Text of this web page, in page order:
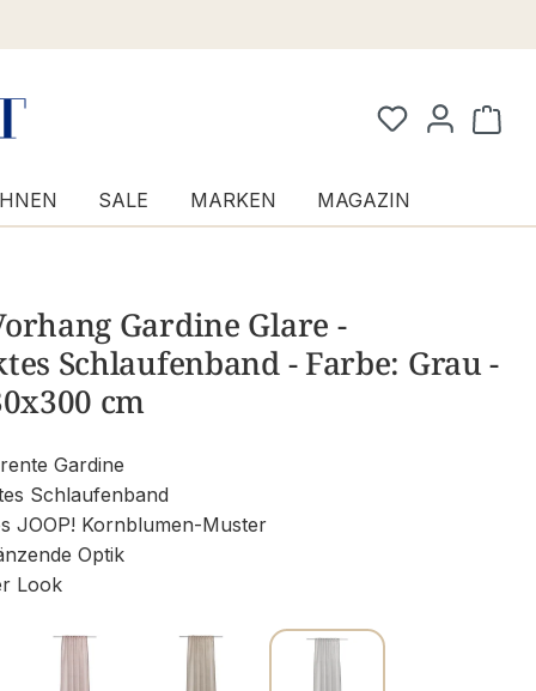
SALE MARKEN MAGAZIN
Gardine Glare -
Schlaufenband - Farbe: Grau -
cm
Gardine
Schlaufenband
JOOP! Kornblumen-Muster
Optik
Look